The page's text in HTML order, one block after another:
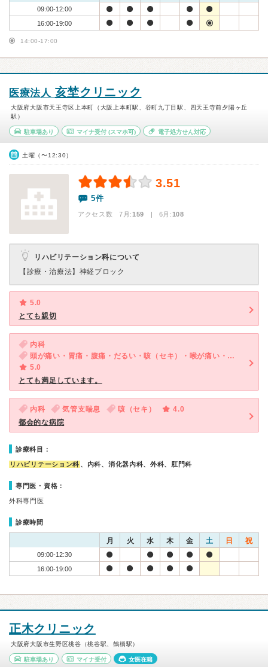
09:00-12:00
16:00-19:00
14:00-17:00
医療法人 亥埜クリニック
大阪府大阪市天王寺区上本町（大阪上本町駅、谷町九丁目駅、四天王寺前夕陽ヶ丘
駅）
駐車場あり マイナ受付(スマホ可) 電子処方せん対応
土曜（〜12:30）
3.51
5件
アクセス数 7月:159 | 6月:108
リハビリテーション科について
【診療・治療法】 神経ブロック
5.0
とても親切
内科
頭が痛い・胃痛・腹痛・だるい・咳（セキ）・喉が痛い・体調不良
5.0
とても満足しています。
内科 気管支喘息 咳（セキ）
4.0
都会的な病院
診療科目：
リハビリテーション科 、内科、消化器内科、外科、肛門科
専門医・資格：
外科専門医
診療時間
月 火 水 木 金 土 日 祝
09:00-12:30
16:00-19:00
正木クリニック
大阪府大阪市生野区桃谷（桃谷駅、鶴橋駅）
駐車場あり マイナ受付 女医在籍